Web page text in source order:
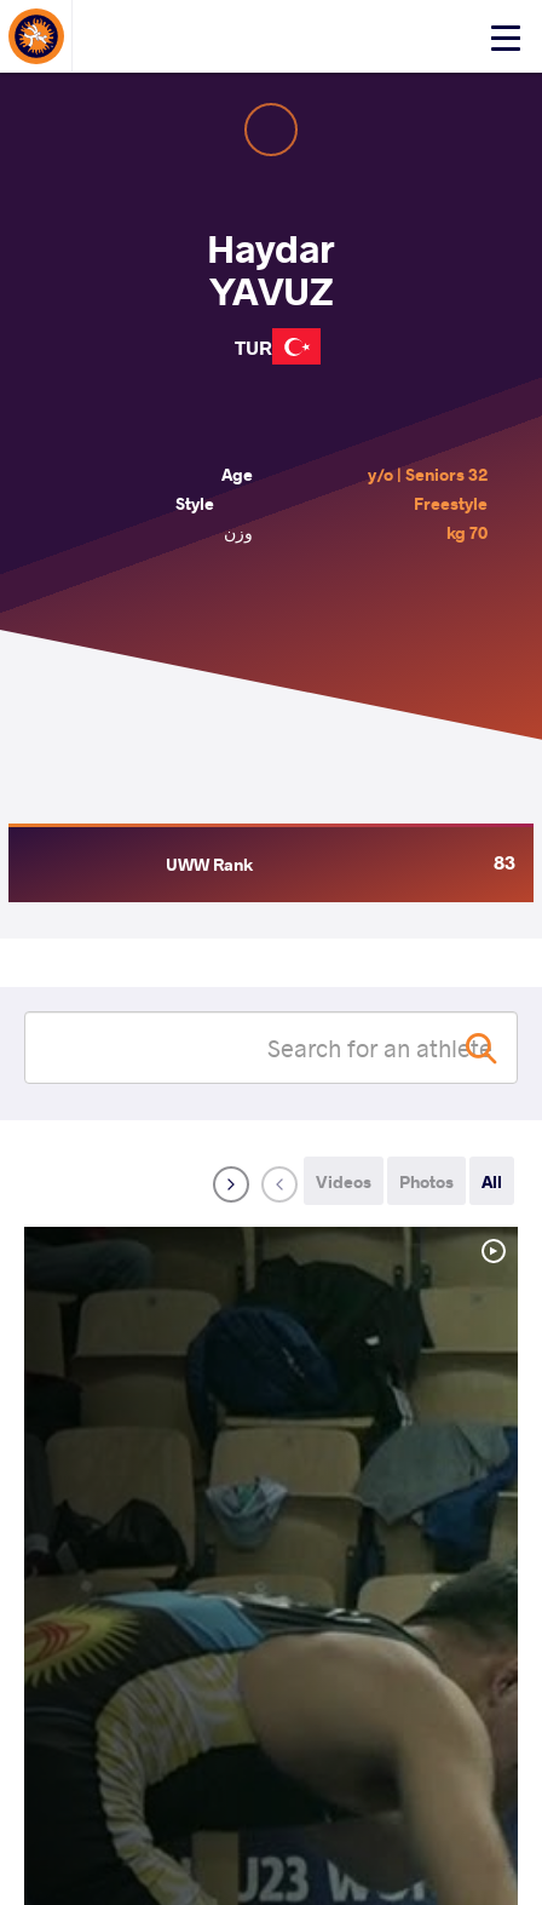
Click
Haydar
YAVUZ
TUR
Age
32 y/o | Seniors
Style
Freestyle
وزن
70 kg
UWW Rank 83
All
Photos
Videos